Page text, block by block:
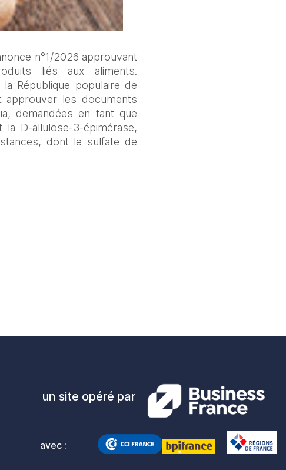
n°1/2026 approuvant
liés aux aliments.
République populaire de
approuver les documents
demandées en tant que
D-allulose-3-épimérase,
dont le sulfate de
un site opéré par
avec :